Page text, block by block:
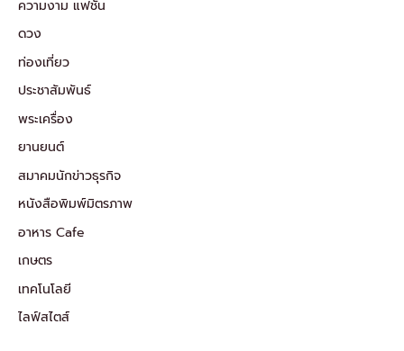
ความงาม แฟชั่น
ดวง
ท่องเที่ยว
ประชาสัมพันธ์
พระเครื่อง
ยานยนต์
สมาคมนักข่าวธุรกิจ
หนังสือพิมพ์มิตรภาพ
อาหาร Cafe
เกษตร
เทคโนโลยี
ไลฟ์สไตส์